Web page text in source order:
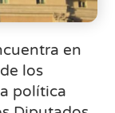
en
los
política